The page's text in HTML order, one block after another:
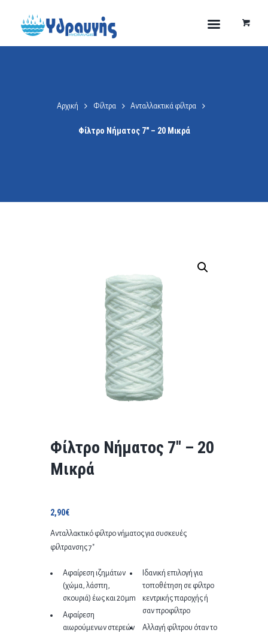
Αρχική Φίλτρα Ανταλλακτικά φίλτρα
Φίλτρο Νήματος 7″ – 20 Μικρά
Φίλτρο Νήματος 7″ – 20
Μικρά
2,90€
Ανταλλακτικό φίλτρο νήματος για συσκευές
φίλτρανσης 7″
Αφαίρεση ιζημάτων
(χώμα, λάσπη,
σκουριά) έως και 20μm
Αφαίρεση
αιωρούμενων στερεών
Ιδανική επιλογή για
τοποθέτηση σε φίλτρο
κεντρικής παροχής ή
σαν προφίλτρο
Αλλαγή φίλτρου όταν το